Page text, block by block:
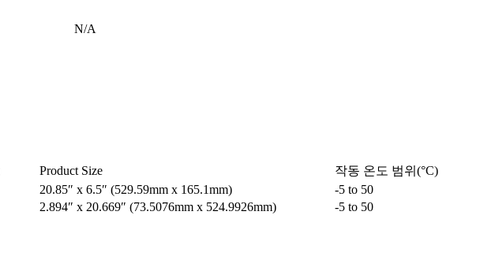
N/A
Product Size
작동 온도 범위(°C)
20.85″ x 6.5″ (529.59mm x 165.1mm)
-5 to 50
2.894″ x 20.669″ (73.5076mm x 524.9926mm) -5 to 50